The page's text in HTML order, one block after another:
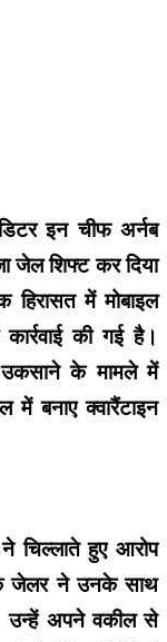
इन चीफ अर्नब
जेल शिफ्ट कर दिया
हिरासत में मोबाइल
की गई है।
उकसाने के मामले में
में बनाए क्वारैंटाइन
चिल्लाते हुए आरोप
के जेलर ने उनके साथ
उन्हें अपने वकील से